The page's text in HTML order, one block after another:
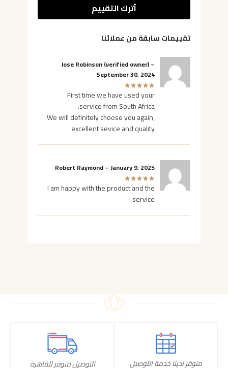
Jose Robinson(verified owner)–
September 30, 2024
First time we have used your
service from South Africa.
We will definitely choose you again,
excellent sevice and quality
Robert Raymond– January 9, 2025
I am happy with the product and the
service
متوفر لدينا خدمة التوصيل التوصيل متوفر للقاهرة